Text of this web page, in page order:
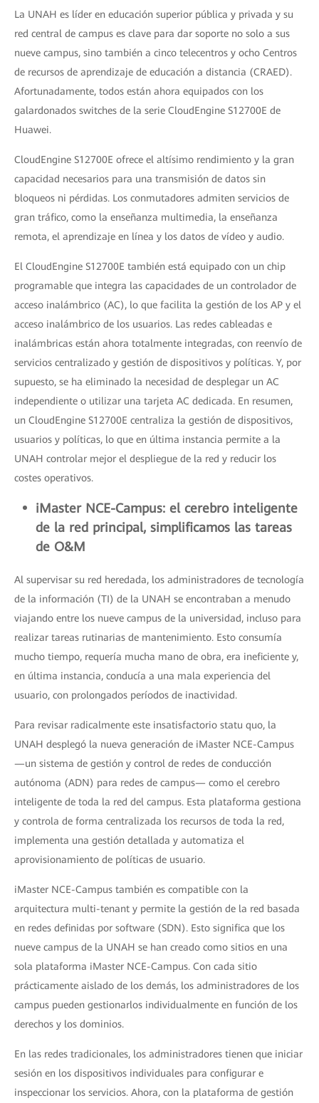
La UNAH es líder en educación superior pública y privada y su
red central de campus es clave para dar soporte no solo a sus
nueve campus, sino también a cinco telecentros y ocho Centros
de recursos de aprendizaje de educación a distancia (CRAED).
Afortunadamente, todos están ahora equipados con los
galardonados switches de la serie CloudEngine S12700E de
Huawei.
CloudEngine S12700E ofrece el altísimo rendimiento y la gran
capacidad necesarios para una transmisión de datos sin
bloqueos ni pérdidas. Los conmutadores admiten servicios de
gran tráfico, como la enseñanza multimedia, la enseñanza
remota, el aprendizaje en línea y los datos de vídeo y audio.
El CloudEngine S12700E también está equipado con un chip
programable que integra las capacidades de un controlador de
acceso inalámbrico (AC), lo que facilita la gestión de los AP y el
acceso inalámbrico de los usuarios. Las redes cableadas e
inalámbricas están ahora totalmente integradas, con reenvío de
servicios centralizado y gestión de dispositivos y políticas. Y, por
supuesto, se ha eliminado la necesidad de desplegar un AC
independiente o utilizar una tarjeta AC dedicada. En resumen,
un CloudEngine S12700E centraliza la gestión de dispositivos,
usuarios y políticas, lo que en última instancia permite a la
UNAH controlar mejor el despliegue de la red y reducir los
costes operativos.
iMaster NCE-Campus: el cerebro inteligente
de la red principal, simplificamos las tareas
de O&M
Al supervisar su red heredada, los administradores de tecnología
de la información (TI) de la UNAH se encontraban a menudo
viajando entre los nueve campus de la universidad, incluso para
realizar tareas rutinarias de mantenimiento. Esto consumía
mucho tiempo, requería mucha mano de obra, era ineficiente y,
en última instancia, conducía a una mala experiencia del
usuario, con prolongados períodos de inactividad.
Para revisar radicalmente este insatisfactorio statu quo, la
UNAH desplegó la nueva generación de iMaster NCE-Campus
—un sistema de gestión y control de redes de conducción
autónoma (ADN) para redes de campus— como el cerebro
inteligente de toda la red del campus. Esta plataforma gestiona
y controla de forma centralizada los recursos de toda la red,
implementa una gestión detallada y automatiza el
aprovisionamiento de políticas de usuario.
iMaster NCE-Campus también es compatible con la
arquitectura multi-tenant y permite la gestión de la red basada
en redes definidas por software (SDN). Esto significa que los
nueve campus de la UNAH se han creado como sitios en una
sola plataforma iMaster NCE-Campus. Con cada sitio
prácticamente aislado de los demás, los administradores de los
campus pueden gestionarlos individualmente en función de los
derechos y los dominios.
En las redes tradicionales, los administradores tienen que iniciar
sesión en los dispositivos individuales para configurar e
inspeccionar los servicios. Ahora, con la plataforma de gestión